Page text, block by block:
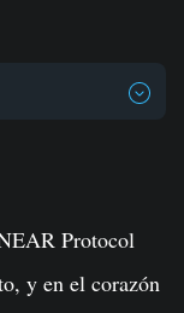
Protocol
y en el corazón